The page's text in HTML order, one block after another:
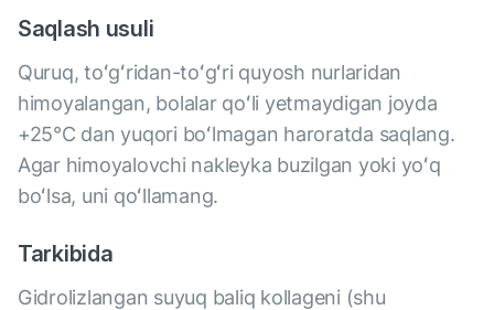
Saqlash usuli
Quruq, toʻgʻridan-toʻgʻri quyosh nurlaridan
himoyalangan, bolalar qoʻli yetmaydigan joyda
+25°C dan yuqori boʻlmagan haroratda saqlang.
Agar himoyalovchi nakleyka buzilgan yoki yoʻq
boʻlsa, uni qoʻllamang.
Tarkibida
Gidrolizlangan suyuq baliq kollageni (shu